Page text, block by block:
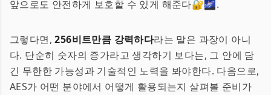
앞으로도 안전하게 보호할 수 있게 해준다🔐🌌.
그렇다면,256비트만큼 강력하다라는 말은 과장이 아니
다. 단순히 숫자의 증가라고 생각하기 보다는, 그 안에 담
긴 무한한 가능성과 기술적인 노력을 봐야한다. 다음으로,
AES가 어떤 분야에서 어떻게 활용되는지 살펴볼 준비가